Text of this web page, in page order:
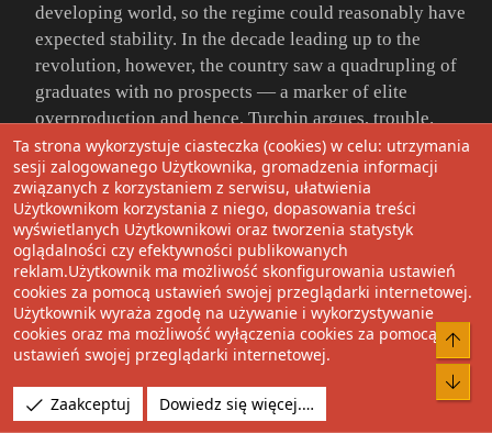
developing world, so the regime could reasonably have
expected stability. In the decade leading up to the
revolution, however, the country saw a quadrupling of
graduates with no prospects — a marker of elite
overproduction and hence, Turchin argues, trouble.
“Most historians have abandoned the belief in general
laws.”
Turchin has also applied this approach to other historical
puzzles, such as how religions grow. Several models
have been proposed. One is that they grow in a linear
fashion as nonbelievers spontaneously 'see the light'.
Ta strona wykorzystuje ciasteczka (cookies) w celu: utrzymania
sesji zalogowanego Użytkownika, gromadzenia informacji
związanych z korzystaniem z serwisu, ułatwienia
Użytkownikom korzystania z niego, dopasowania treści
wyświetlanych Użytkownikowi oraz tworzenia statystyk
oglądalności czy efektywności publikowanych
reklam.Użytkownik ma możliwość skonfigurowania ustawień
cookies za pomocą ustawień swojej przeglądarki internetowej.
Użytkownik wyraża zgodę na używanie i wykorzystywanie
cookies oraz ma możliwość wyłączenia cookies za pomocą
ustawień swojej przeglądarki internetowej.
Zaakceptuj Dowiedz się więcej.…
Do